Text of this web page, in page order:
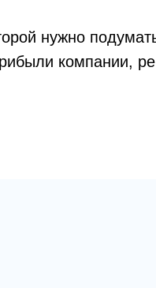
нужно
компании,